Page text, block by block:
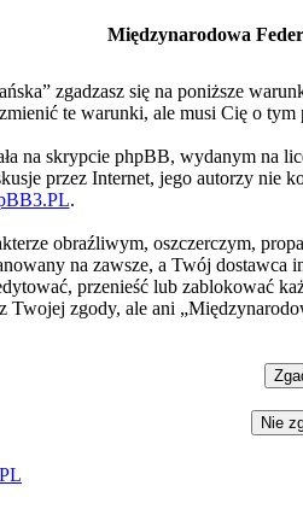
Międzynarodowa
zgadzasz się na poniższe
te warunki, ale musi Cię o
na skrypcie phpBB, wydanym na
przez Internet, jego autorzy nie
.
obraźliwym, oszczerczym,
na zawsze, a Twój
przenieść lub zablokować
zgody, ale ani